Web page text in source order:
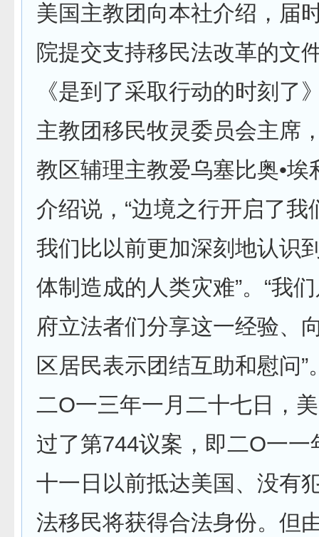
美国主教团向本社介绍，届
院提交支持移民法改革的文
《是到了采取行动的时刻了
主教团移民牧灵委员会主席
教区辅理主教爱乌塞比奥•埃
介绍说，“边境之行开启了我
我们比以前更加深刻地认识
体制造成的人类灾难”。“我
府立法者们分享这一经验、
区居民表示团结互助和慰问”
二O一三年一月二十七日，
过了第744议案，即二O一一
十一日以前抵达美国、没有
法移民将获得合法身份。但